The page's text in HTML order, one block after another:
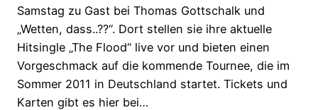
Samstag zu Gast bei Thomas Gottschalk und
„Wetten, dass..??“. Dort stellen sie ihre aktuelle
Hitsingle „The Flood“ live vor und bieten einen
Vorgeschmack auf die kommende Tournee, die im
Sommer 2011 in Deutschland startet. Tickets und
Karten gibt es hier bei…